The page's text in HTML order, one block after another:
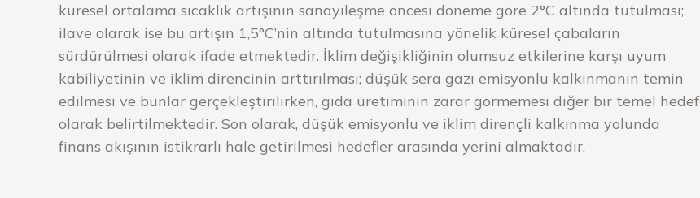
küresel ortalama sıcaklık artışının sanayileşme öncesi döneme göre 2°C altında tutulması;
ilave olarak ise bu artışın 1,5°C’nin altında tutulmasına yönelik küresel çabaların
sürdürülmesi olarak ifade etmektedir. İklim değişikliğinin olumsuz etkilerine karşı uyum
kabiliyetinin ve iklim direncinin arttırılması; düşük sera gazı emisyonlu kalkınmanın temin
edilmesi ve bunlar gerçekleştirilirken, gıda üretiminin zarar görmemesi diğer bir temel hedef
olarak belirtilmektedir. Son olarak, düşük emisyonlu ve iklim dirençli kalkınma yolunda
finans akışının istikrarlı hale getirilmesi hedefler arasında yerini almaktadır.